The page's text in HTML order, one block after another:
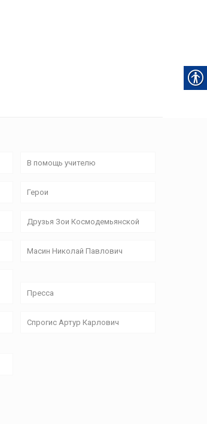
В помощь учителю
Герои
Друзья Зои Космодемьянской
Масин Николай Павлович
Пресса
Спрогис Артур Карлович